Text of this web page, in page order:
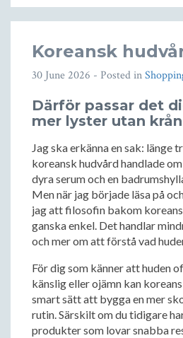
Koreansk
30 June 2026 - Posted in
Därför passar det
mer lyster utan
Jag ska erkänna en sak: länge
koreansk hudvård handlade
dyra serum och en
Men när jag började läsa på
jag att filosofin bakom
ganska enkel. Det handlar
och mer om att förstå vad
För dig som känner att huden
känslig eller ojämn kan
smart sätt att bygga en mer
rutin. Särskilt om du tidigare
produkter som lovar snabba